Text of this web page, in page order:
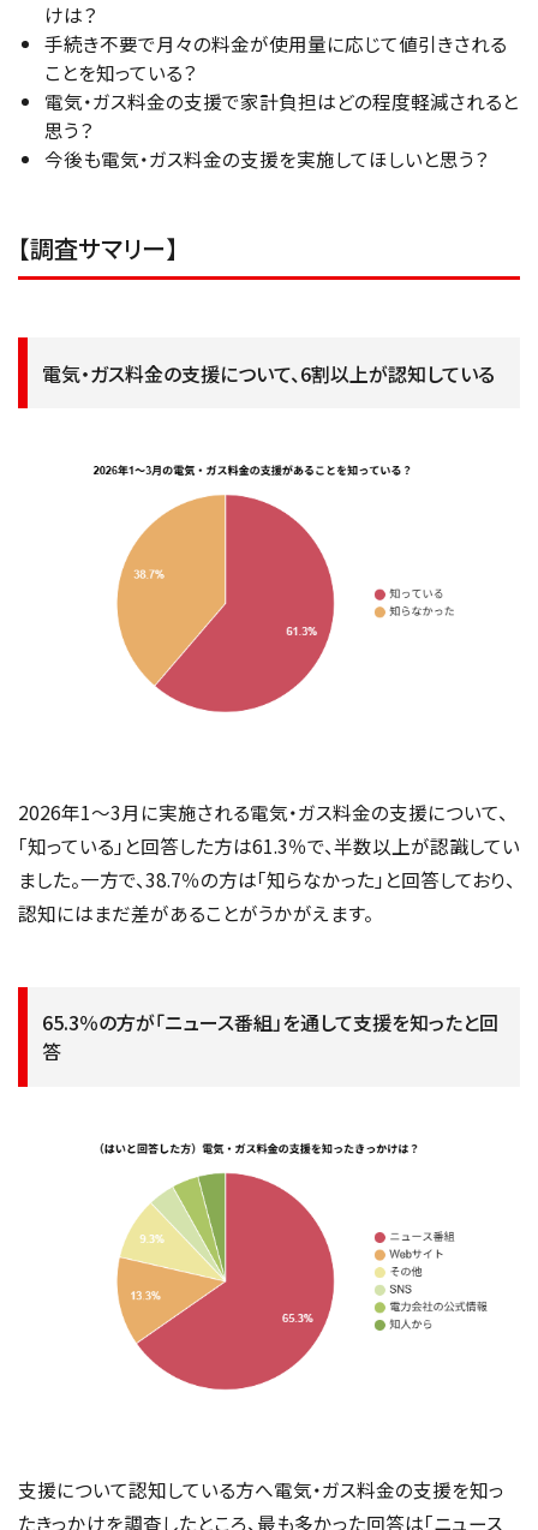
けは？
手続き不要で月々の料金が使用量に応じて値引きされる
ことを知っている？
電気・ガス料金の支援で家計負担はどの程度軽減されると
思う？
今後も電気・ガス料金の支援を実施してほしいと思う？
【調査サマリー】
電気・ガス料金の支援について、6割以上が認知している
2026年1～3月に実施される電気・ガス料金の支援について、
「知っている」と回答した方は61.3％で、半数以上が認識してい
ました。一方で、38.7％の方は「知らなかった」と回答しており、
認知にはまだ差があることがうかがえます。
65.3％の方が「ニュース番組」を通して支援を知ったと回
答
支援について認知している方へ電気・ガス料金の支援を知っ
たきっかけを調査したところ、最も多かった回答は「ニュース